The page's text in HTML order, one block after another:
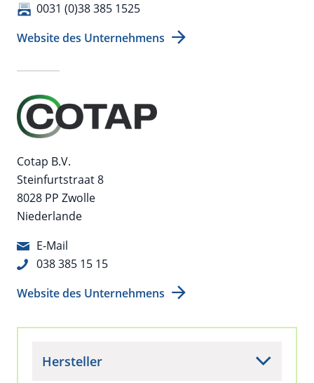
0031 (0)38 385 1525
Website des Unternehmens
Cotap B.V.
Steinfurtstraat 8
8028 PP Zwolle
Niederlande
E-Mail
038 385 15 15
Website des Unternehmens
Hersteller